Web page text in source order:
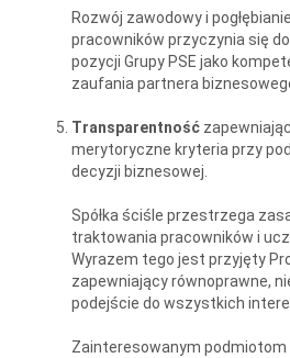
Rozwój zawodowy i
pracowników przyczynia się
pozycji Grupy PSE jako
zaufania partnera
Transparentność
merytoryczne kryteria przy
decyzji biznesowej.
Spółka ściśle przestrzega
traktowania pracowników i
Wyrazem tego jest przyjęty
zapewniający równoprawne,
podejście do wszystkich
Zainteresowanym podmiotom